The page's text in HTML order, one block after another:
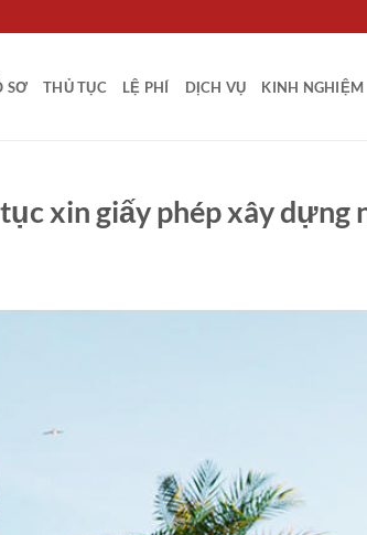
SƠ THỦ TỤC LỆ PHÍ DỊCH VỤ KINH NGHIỆM
xin giấy phép xây dựng